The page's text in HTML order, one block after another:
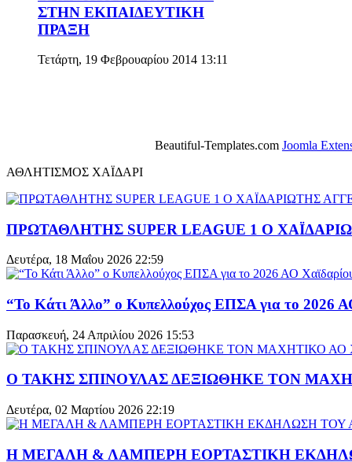
ΣΤΗΝ ΕΚΠΑΙΔΕΥΤΙΚΗ
ΠΡΑΞΗ
Τετάρτη, 19 Φεβρουαρίου 2014 13:11
Beautiful-Templates.com Joomla
ΑΘΛΗΤΙΣΜΟΣ ΧΑΪΔΑΡΙ
ΠΡΩΤΑΘΛΗΤΗΣ SUPER LEAGUE 1 O
Δευτέρα, 18 Μαΐου 2026 22:59
“Το Κάτι Άλλο” ο Κυπελλούχος ΕΠΣΑ για το 2026
Παρασκευή, 24 Απριλίου 2026 15:53
Ο ΤΑΚΗΣ ΣΠΙΝΟΥΛΑΣ ΔΕΞΙΩΘΗΚΕ ΤΟΝ
Δευτέρα, 02 Μαρτίου 2026 22:19
Η ΜΕΓΑΛΗ & ΛΑΜΠΕΡΗ ΕΟΡΤΑΣΤΙΚΗ